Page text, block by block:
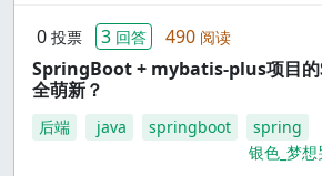
0 投票 3 回答 490 阅读
SpringBoot + mybatis-plus项目的
全萌新？
后端 java springboot
spring
银色_梦想